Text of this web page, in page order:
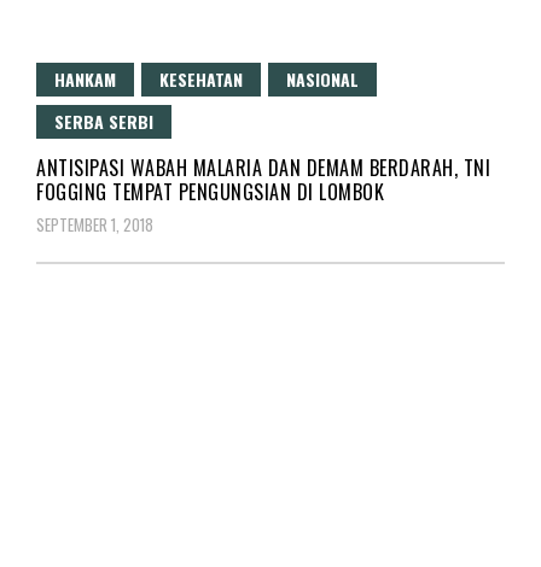
HANKAM KESEHATAN
NASIONAL
SERBA SERBI
ANTISIPASI WABAH MALARIA DAN DEMAM BERDARAH, TNI
FOGGING TEMPAT PENGUNGSIAN DI LOMBOK
SEPTEMBER 1, 2018